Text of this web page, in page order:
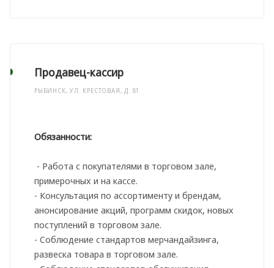
Продавец-кассир
РЫБИНСК, УЛ. КРЕСТОВАЯ, Д. 81
Обязанности:
- Работа с покупателями в торговом зале,
примерочных и на кассе.
- Консультация по ассортименту и брендам,
анонсирование акций, программ скидок, новых
поступлений в торговом зале.
- Соблюдение стандартов мерчандайзинга,
развеска товара в торговом зале.